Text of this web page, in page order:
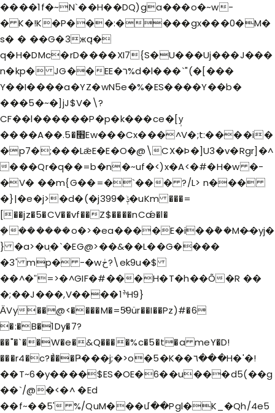
����1f�~N`��H��DQ)ga���o�~w-
� K�!K�P���:����gx���0�M�
s� � ��G�3жą�
q�H�DMc�rD����XI7{S�U���Uj���J���
n�kp� JG��EE�ר%d�l���`"(�[���
Y��I����a�Y Z�wN5e�%�ES����Y��b�
���5�~�]jJ$V�\?
CF��l������P�p�k���ce�[y̹
����A��.׫�5Ew���Cx���^V�;t:����i�
�p7�;���LǣE�E�O�@\CX�Þ�]U3�v�Rgr]�^
���Qr�q��=b�n�~uf�<)x�A<�#�H�w �-
�V� ��m{G��=�`��� ?/L> n���
�}|�e�j>�d�(�jݙ�399�uKm ���=
[��jz�5�CV��vf��Z$����nCǽ�l�
݀�������o�>�ea����E�i��݅��M�̶�yj�
} �a>�uֽ�`�EG@>��&��L��G����
�3' mp� -�wڂ?\ek9u�$
��^�ˮ=>�^GIF�#���H�T�h��Õ�R ��
�;��J���,V����1ׯH9}
ӒVy��@<����M�=5ͩ9ür��I��Pz)#�6
�:�B�1Dy�7?
��"�`��W�e�&Q����%c�5�t�a meY�D!
���r4�c?�͗��Ҏ���j;�>o�5�K��٦���H�'�!
��T~6�y����$ES�OE�6��u���d5(��g
��`/@�<�^ �Ed
��f~��5' %/QuM���մ��Pgl�K_�Qh/4e5